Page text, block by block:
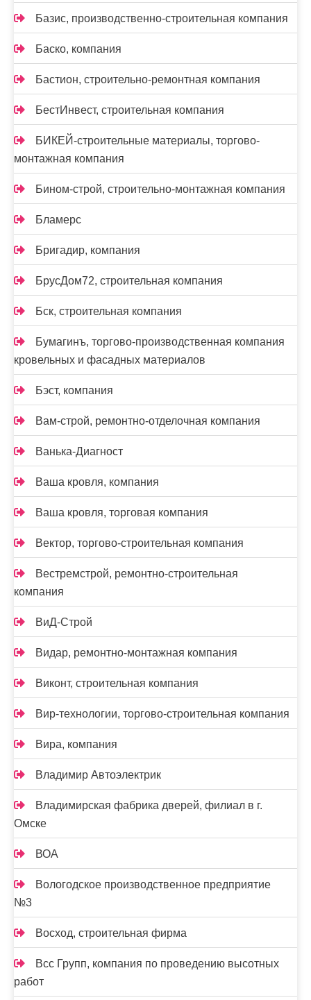
Базис, производственно-строительная компания
Баско, компания
Бастион, строительно-ремонтная компания
БестИнвест, строительная компания
БИКЕЙ-строительные материалы, торгово-
монтажная компания
Бином-строй, строительно-монтажная компания
Бламерс
Бригадир, компания
БрусДом72, строительная компания
Бск, строительная компания
Бумагинъ, торгово-производственная компания
кровельных и фасадных материалов
Бэст, компания
Вам-cтрой, ремонтно-отделочная компания
Ванька-Диагност
Ваша кровля, компания
Ваша кровля, торговая компания
Вектор, торгово-строительная компания
Вестремстрой, ремонтно-строительная
компания
ВиД-Строй
Видар, ремонтно-монтажная компания
Виконт, строительная компания
Вир-технологии, торгово-строительная компания
Вира, компания
Владимир Автоэлектрик
Владимирская фабрика дверей, филиал в г.
Омске
ВОА
Вологодское производственное предприятие
№3
Восход, строительная фирма
Всс Групп, компания по проведению высотных
работ